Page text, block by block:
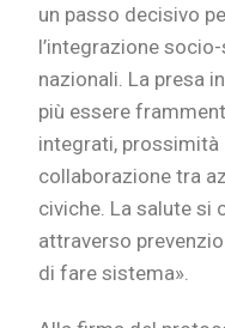
un passo decisivo
l’integrazione
nazionali. La presa
più essere
integrati,
collaborazione tra
civiche. La salute si
attraverso
di fare sistema».